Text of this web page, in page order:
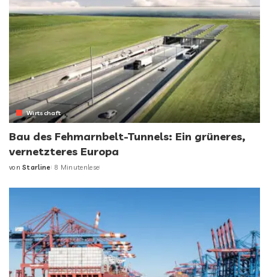
Wirtschaft
Bau des Fehmarnbelt-Tunnels: Ein grüneres,
vernetzteres Europa
von Starline 8 Minutenlese